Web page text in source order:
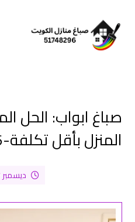
صباغ ابواب: الحل
المنزل بأقل تكلفة-51748296
ديسمبر 27, 2025